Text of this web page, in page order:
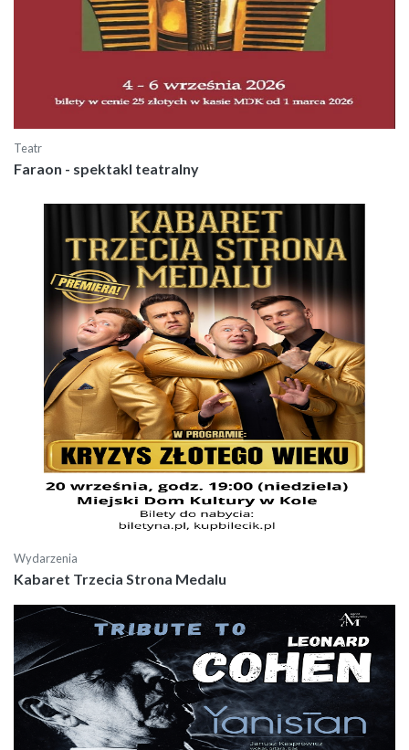
Teatr
Faraon - spektakl teatralny
Wydarzenia
Kabaret Trzecia Strona Medalu